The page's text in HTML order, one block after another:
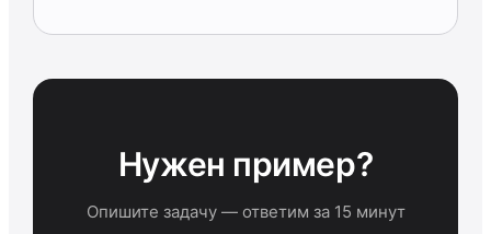
Нужен пример?
Опишите задачу — ответим за 15 минут